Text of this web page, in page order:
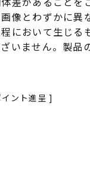
像とわずかに異
において生じる
いません。製品
ント進呈 ]